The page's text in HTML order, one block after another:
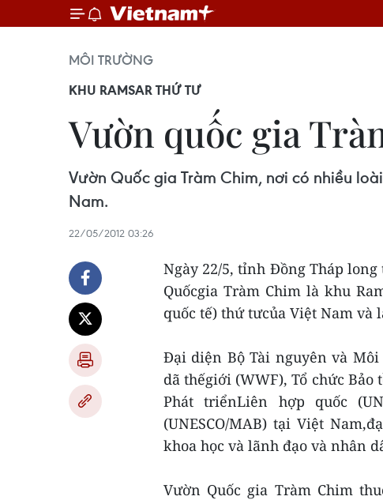
MÔI TRƯỜNG
KHU RAMSAR THỨ TƯ
Vườn quốc gia
Vườn Quốc gia Tràm Chim, nơi có nhiều
Nam.
22/05/2012 03:26
Ngày 22/5, tỉnh Đồng Tháp
Quốcgia Tràm Chim là khu
quốc tế) thứ tưcủa Việt Nam và
Đại diện Bộ Tài nguyên và
dã thếgiới (WWF), Tổ chức
Phát triểnLiên hợp quốc
(UNESCO/MAB) tại Việt
khoa học và lãnh đạo và nhân
Vườn Quốc gia Tràm Chim